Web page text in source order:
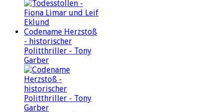
Codename Herzstoß
- historischer
Politthriller - Tony
Garber